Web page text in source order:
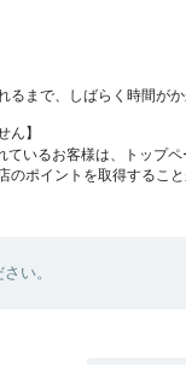
るまで、しばらく時間がか
ん】
いるお客様は、トップペ
のポイントを取得すること
い。